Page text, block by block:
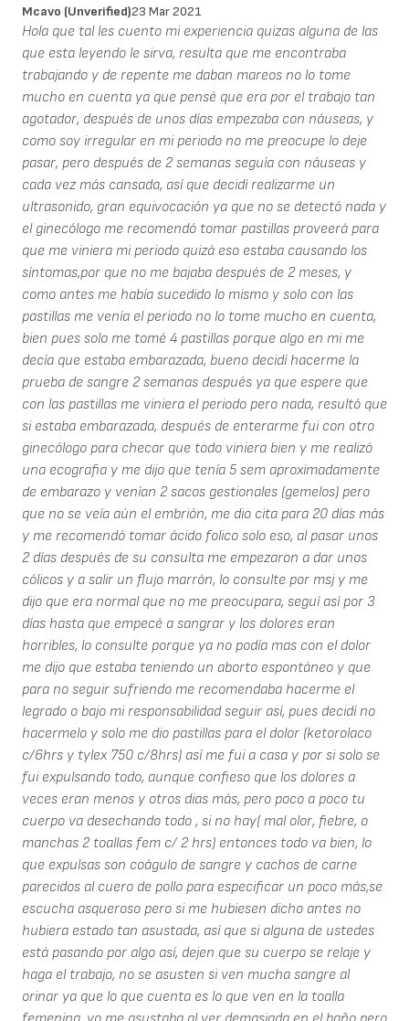
Mcavo (unverified)23 Mar 2021
Hola que tal les cuento mi experiencia quizas alguna de las
que esta leyendo le sirva, resulta que me encontraba
trabajando y de repente me daban mareos no lo tome
mucho en cuenta ya que pensé que era por el trabajo tan
agotador, después de unos días empezaba con náuseas, y
como soy irregular en mi periodo no me preocupe lo deje
pasar, pero después de 2 semanas seguía con náuseas y
cada vez más cansada, así que decidí realizarme un
ultrasonido, gran equivocación ya que no se detectó nada y
el ginecólogo me recomendó tomar pastillas proveerá para
que me viniera mi periodo quizá eso estaba causando los
síntomas,por que no me bajaba después de 2 meses, y
como antes me había sucedido lo mismo y solo con las
pastillas me venía el periodo no lo tome mucho en cuenta,
bien pues solo me tomé 4 pastillas porque algo en mi me
decía que estaba embarazada, bueno decidí hacerme la
prueba de sangre 2 semanas después ya que espere que
con las pastillas me viniera el periodo pero nada, resultó que
si estaba embarazada, después de enterarme fui con otro
ginecólogo para checar que todo viniera bien y me realizó
una ecografia y me dijo que tenía 5 sem aproximadamente
de embarazo y venían 2 sacos gestionales (gemelos) pero
que no se veía aún el embrión, me dio cita para 20 días más
y me recomendó tomar ácido folico solo eso, al pasar unos
2 días después de su consulta me empezaron a dar unos
cólicos y a salir un flujo marrón, lo consulte por msj y me
dijo que era normal que no me preocupara, seguí así por 3
días hasta que empecé a sangrar y los dolores eran
horribles, lo consulte porque ya no podía mas con el dolor
me dijo que estaba teniendo un aborto espontáneo y que
para no seguir sufriendo me recomendaba hacerme el
legrado o bajo mi responsabilidad seguir así, pues decidí no
hacermelo y solo me dio pastillas para el dolor (ketorolaco
c/6hrs y tylex 750 c/8hrs) así me fui a casa y por si solo se
fui expulsando todo, aunque confieso que los dolores a
veces eran menos y otros dias más, pero poco a poco tu
cuerpo va desechando todo , si no hay( mal olor, fiebre, o
manchas 2 toallas fem c/ 2 hrs) entonces todo va bien, lo
que expulsas son coágulo de sangre y cachos de carne
parecidos al cuero de pollo para especificar un poco más,se
escucha asqueroso pero si me hubiesen dicho antes no
hubiera estado tan asustada, así que si alguna de ustedes
está pasando por algo así, dejen que su cuerpo se relaje y
haga el trabajo, no se asusten si ven mucha sangre al
orinar ya que lo que cuenta es lo que ven en la toalla